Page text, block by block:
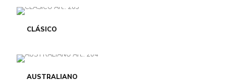
CLÁSICO
AUSTRALIANO